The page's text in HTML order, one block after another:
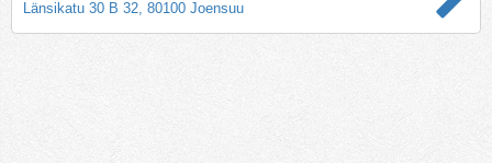
Länsikatu 30 B 32, 80100 Joensuu